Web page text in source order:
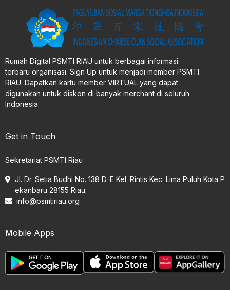
Rumah Digital PSMTI RIAU untuk berbagai informasi
terbaru organisasi. Sign Up untuk menjadi member PSMTI
RIAU. Dapatkan kartu member VIRTUAL yang dapat
digunakan untuk diskon di banyak merchant di seluruh
Indonesia.
Get in Touch
Sekretariat PSMTI Riau
Jl. Dr. Setia Budhi No. 138 D-E Kel. Rintis Kec. Lima Puluh Kota P
ekanbaru 28155 Riau.
info@psmtiriau.org
Mobile Apps